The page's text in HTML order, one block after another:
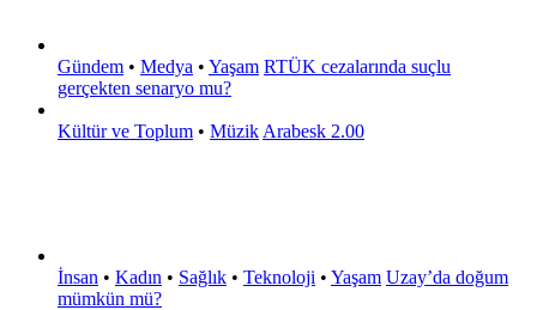
Gündem • Medya • Yaşam RTÜK cezalarında suçlu
gerçekten senaryo mu?
Kültür ve Toplum • Müzik Arabesk 2.00
İnsan • Kadın • Sağlık • Teknoloji • Yaşam Uzay’da doğum
mümkün mü?